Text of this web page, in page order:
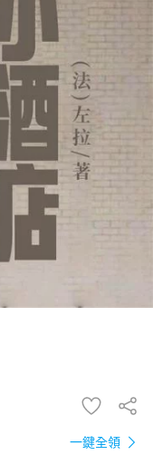
閒 親子玩具
養 情趣用品
一鍵全領